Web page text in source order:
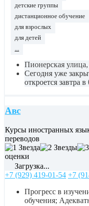
детские группы
дистанционное обучение
для взрослых
для детей
Пионерская
Сегодня уже
откроется завтра в
Авс
Курсы иностранных
переводов
оценки
Загрузка...
+7 (929) 419-01-54 +7
Прогресс в
обучения;